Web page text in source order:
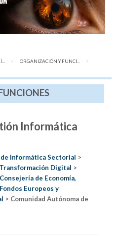
ORGANIZACIÓN Y FUNCI...
Informática
Informática Sectorial >
Digital >
Consejería de Economía,
Europeos y
> Comunidad Autónoma de